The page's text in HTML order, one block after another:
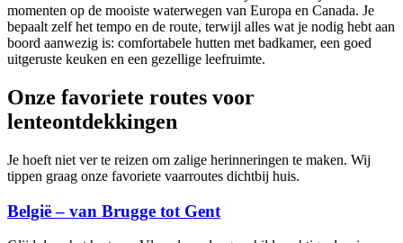
momenten op de mooiste waterwegen van Europa en Canada. Je
bepaalt zelf het tempo en de route, terwijl alles wat je nodig hebt aan
boord aanwezig is: comfortabele hutten met badkamer, een goed
uitgeruste keuken en een gezellige leefruimte.
Onze favoriete routes voor
lenteontdekkingen
Je hoeft niet ver te reizen om zalige herinneringen te maken. Wij
tippen graag onze favoriete vaarroutes dichtbij huis.
België – van Brugge tot Gent